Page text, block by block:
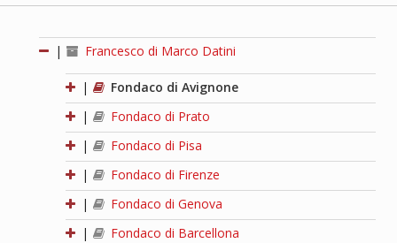
| Francesco di Marco Datini
|
Fondaco di Avignone
|
Fondaco di Prato
|
Fondaco di Pisa
|
Fondaco di Firenze
|
Fondaco di Genova
|
Fondaco di Barcellona